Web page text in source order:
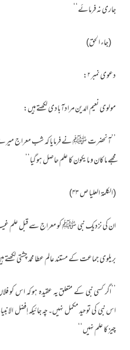
جاری نہ فرمائے‘‘
(جاء الحق)
دعوی نمبر۲:
مولوی نعیم الدین مرادآبادی لکھتے ہیں:
’’آنحضرت ﷺ نے فرمایا کہ شب معراج
مجھے ما کان و ما یکون کا علم حاصل ہو گیا‘‘
(الکلمۃ العلیا ص ۴۳)
ان کی نزدیک نبی ﷺ کو معراج سے قبل علم غیب
بریلوی جماعت کے مستند عالم عطا محمد چشتی لکھتے
’’اگر کسی نبی کے متعلق یہ عقیدہ ہو کہ اس کو
اس نبی کی توحید مکمل نہیں۔چہ جائیکہ اٖفضل
چیز کا علم نہیں‘‘